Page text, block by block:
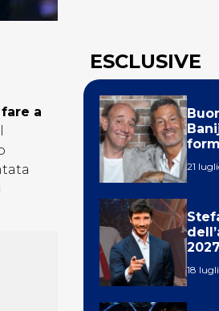
a
ESCLUSIVE
21
2027
18